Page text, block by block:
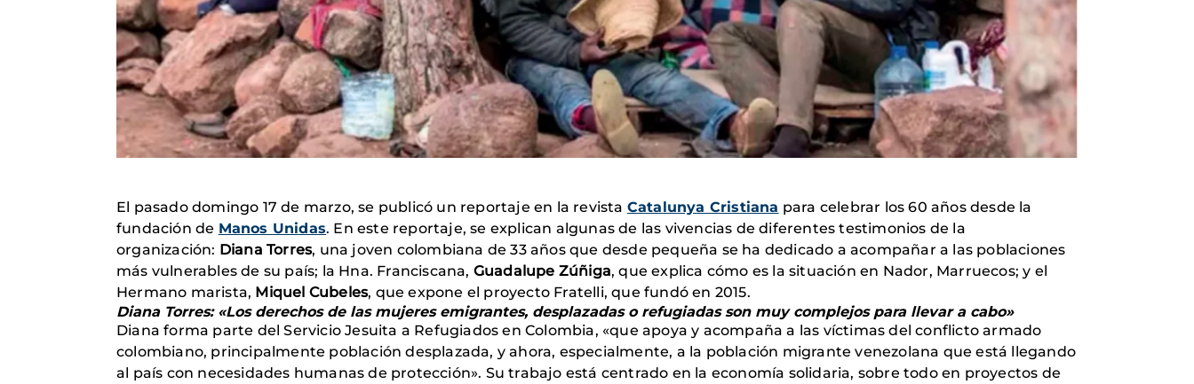
El pasado domingo 17 de marzo, se publicó un reportaje en la revista Catalunya Cristiana para celebrar los 60 años desde la
fundación de Manos Unidas. En este reportaje, se explican algunas de las vivencias de diferentes testimonios de la
organización: Diana Torres, una joven colombiana de 33 años que desde pequeña se ha dedicado a acompañar a las poblaciones
más vulnerables de su país; la Hna. Franciscana, Guadalupe Zúñiga, que explica cómo es la situación en Nador, Marruecos; y el
Hermano marista, Miquel Cubeles, que expone el proyecto Fratelli, que fundó en 2015.
Diana Torres: «Los derechos de las mujeres emigrantes, desplazadas o refugiadas son muy complejos para llevar a cabo»
Diana forma parte del Servicio Jesuita a Refugiados en Colombia, «que apoya y acompaña a las víctimas del conflicto armado
colombiano, principalmente población desplazada, y ahora, especialmente, a la población migrante venezolana que está llegando
al país con necesidades humanas de protección». Su trabajo está centrado en la economía solidaria, sobre todo en proyectos de